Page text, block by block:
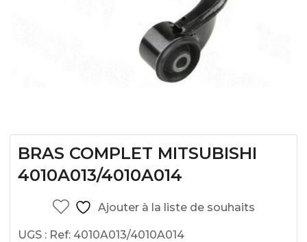
BRAS COMPLET MITSUBISHI
4010A013/4010A014
Ajouter à la liste de souhaits
UGS : Ref: 4010A013/4010A014